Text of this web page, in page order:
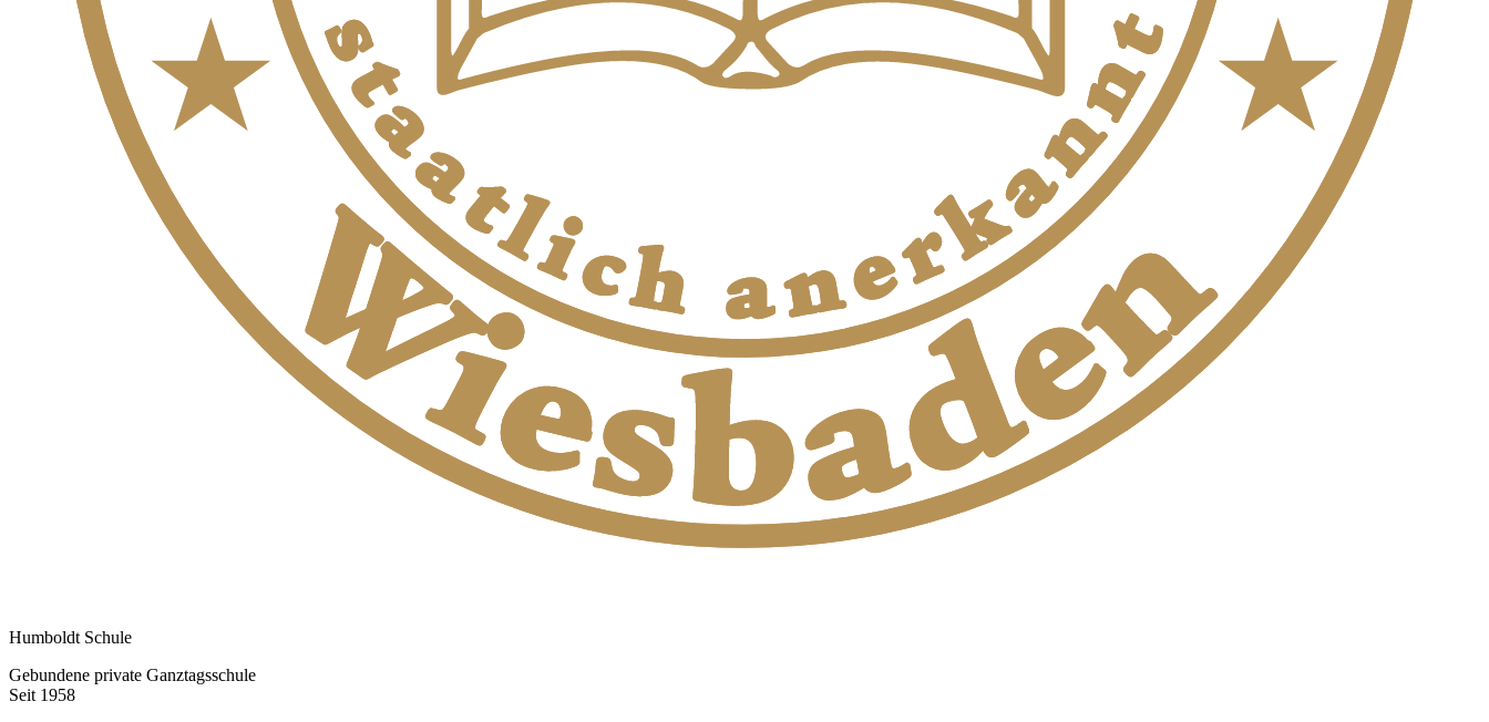
Humboldt Schule
Gebundene private Ganztagsschule
Seit 1958